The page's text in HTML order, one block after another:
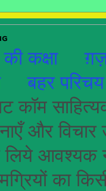
कक्षा
बहर
और विचार
आवश्यक
का